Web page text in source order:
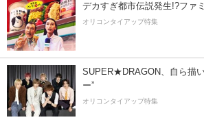
デカすぎ都市伝説発生!?ファ
オリコンタイアップ特集
SUPER★DRAGON、自ら描
ー”
オリコンタイアップ特集